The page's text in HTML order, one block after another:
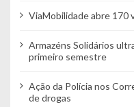
ViaMobilidade abre 170
Armazéns Solidários
primeiro semestre
Ação da Polícia nos
de drogas